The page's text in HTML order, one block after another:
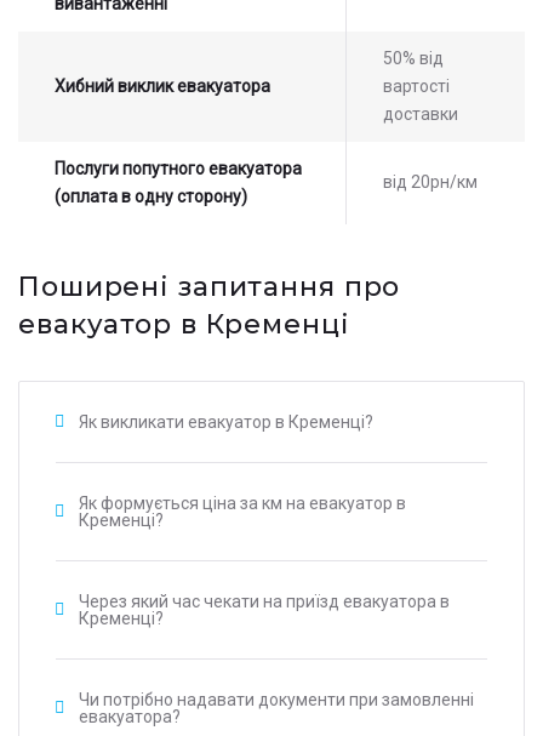
Хибний виклик евакуатора
50% від
вартості
доставки
Послуги попутного евакуатора
(оплата в одну сторону)
від 20рн/км
Поширені запитання про
евакуатор в Кременці
Як викликати евакуатор в Кременці?
Як формується ціна за км на евакуатор в
Кременці?
Через який час чекати на приїзд евакуатора в
Кременці?
Чи потрібно надавати документи при замовленні
евакуатора?